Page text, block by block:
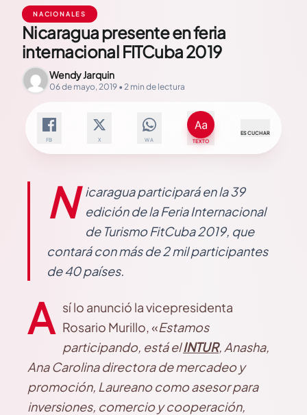
NACIONALES
Nicaragua presente en feria
internacional FITCuba 2019
Wendy Jarquin
06 de mayo, 2019 • 2 min de lectura
FB X WA TEXTO
ESCUCHAR
N icaragua participará en la 39
edición de la Feria Internacional
de Turismo FitCuba 2019, que
contará con más de 2 mil participantes
de 40 países.
A sí lo anunció la vicepresidenta
Rosario Murillo, «Estamos
participando, está elINTUR, Anasha,
Ana Carolina directora de mercadeo y
promoción, Laureano como asesor para
inversiones, comercio y cooperación,